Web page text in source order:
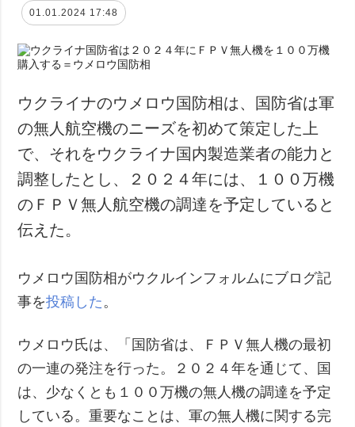
政治
経済・復興
防衛
社会・文化
スポーツ
犯罪
事故・緊急事態
追加
特集
写真
動画
サービス
01.01.2024 17:48
ウクライナのウメロウ国防相は、国防省は軍
の無人航空機のニーズを初めて策定した上
で、それをウクライナ国内製造業者の能力と
調整したとし、２０２４年には、１００万機
のＦＰＶ無人航空機の調達を予定していると
伝えた。
ウメロウ国防相がウクルインフォルムにブログ記
事を投稿した 。
ウメロウ氏は、「国防省は、ＦＰＶ無人機の最初
の一連の発注を行った。２０２４年を通じて、国
は、少なくとも１００万機の無人機の調達を予定
している。重要なことは、軍の無人機に関する完